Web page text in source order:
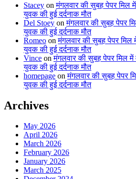
Stacey onमंगलवार की सुबह पेपर
युवक की हुई दर्दनाक मौत
Del Stoey onमंगलवार की सुबह पेपर
युवक की हुई दर्दनाक मौत
Romeo onमंगलवार की सुबह पेपर
युवक की हुई दर्दनाक मौत
Vince onमंगलवार की सुबह पेपर मिल
युवक की हुई दर्दनाक मौत
homepage onमंगलवार की सुबह पेपर
युवक की हुई दर्दनाक मौत
Archives
May 2026
April 2026
March 2026
February 2026
January 2026
March 2025